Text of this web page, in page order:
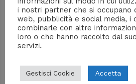
nostro passaporto per il futuro.
alle persone che si preparano
← Media precedente
i nostri partner che si occupano
web, pubblicità e social media, i
combinarle con altre
loro o che hanno raccolto dal
servizi.
Gestisci Cookie Accetta